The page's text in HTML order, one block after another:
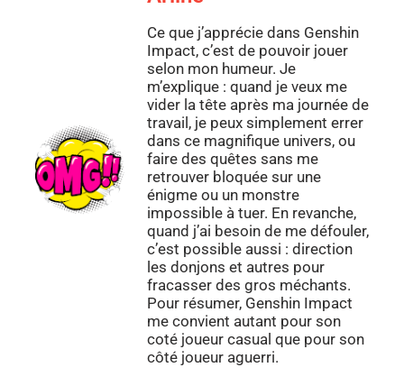
Ce que j’apprécie dans Genshin
Impact, c’est de pouvoir jouer
selon mon humeur. Je
m’explique : quand je veux me
vider la tête après ma journée de
travail, je peux simplement errer
dans ce magnifique univers, ou
faire des quêtes sans me
retrouver bloquée sur une
énigme ou un monstre
impossible à tuer. En revanche,
quand j’ai besoin de me défouler,
c’est possible aussi : direction
les donjons et autres pour
fracasser des gros méchants.
Pour résumer, Genshin Impact
me convient autant pour son
coté joueur casual que pour son
côté joueur aguerri.